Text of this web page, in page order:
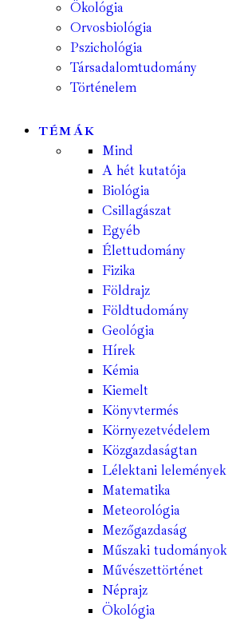
Ökológia
Orvosbiológia
Pszichológia
Társadalomtudomány
Történelem
TÉMÁK
Mind
A hét kutatója
Biológia
Csillagászat
Egyéb
Élettudomány
Fizika
Földrajz
Földtudomány
Geológia
Hírek
Kémia
Kiemelt
Könyvtermés
Környezetvédelem
Közgazdaságtan
Lélektani lelemények
Matematika
Meteorológia
Mezőgazdaság
Műszaki tudományok
Művészettörténet
Néprajz
Ökológia